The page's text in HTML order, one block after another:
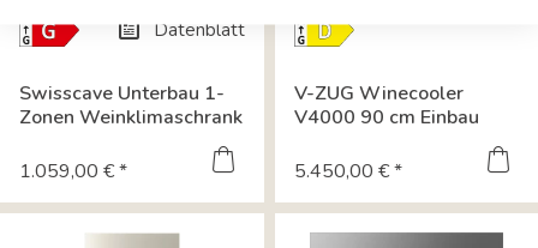
Energielabel- Datenblatt
Swisscave Unterbau 1-
Zonen Weinklimaschrank
1.059,00 € *
Energielabel-
Datenblatt
V-ZUG Winecooler
V4000 90 cm Einbau
5.450,00 € *